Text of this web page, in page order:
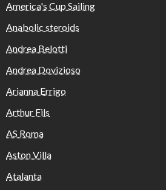
America's Cup Sailing
Anabolic steroids
Andrea Belotti
Andrea Dovizioso
Arianna Errigo
Arthur Fils
AS Roma
Aston Villa
Atalanta